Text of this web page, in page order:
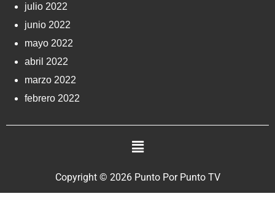
julio 2022
junio 2022
mayo 2022
abril 2022
marzo 2022
febrero 2022
Copyright © 2026 Punto Por Punto TV